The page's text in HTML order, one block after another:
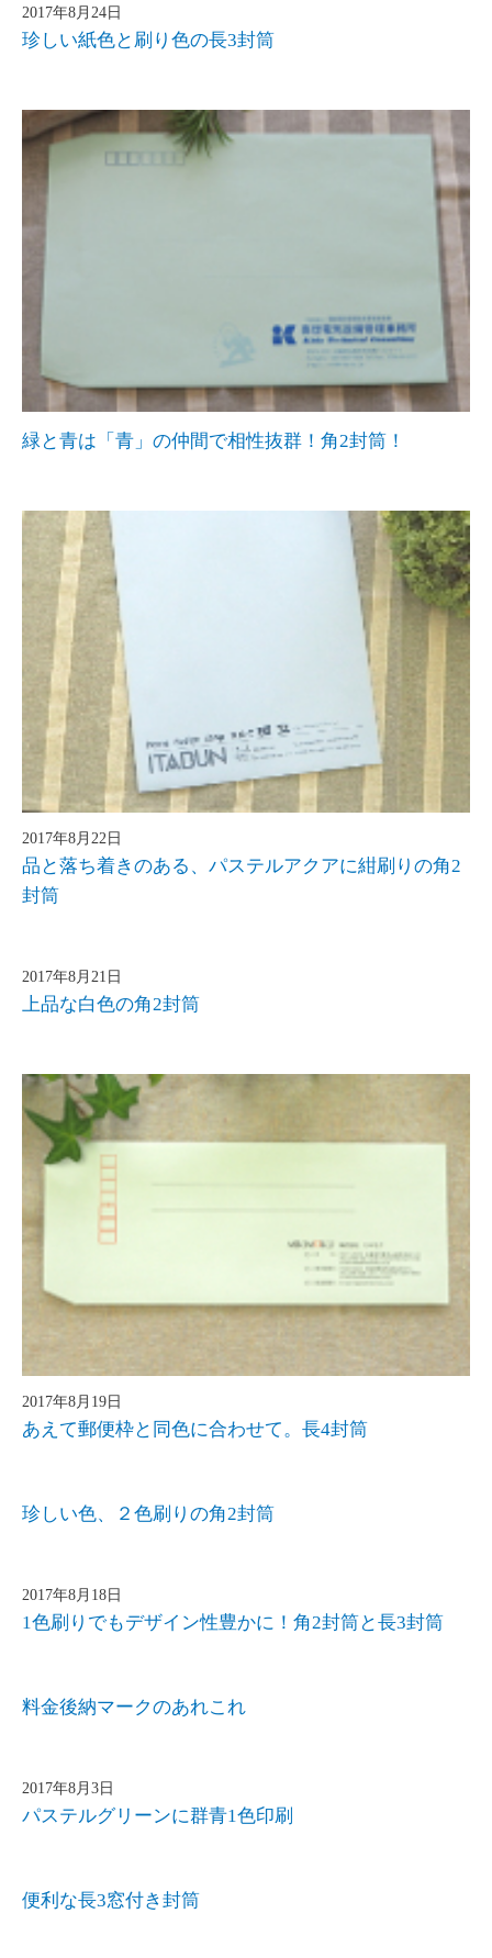
2017年8月24日
珍しい紙色と刷り色の長3封筒
緑と青は「青」の仲間で相性抜群！角2封筒！
2017年8月22日
品と落ち着きのある、パステルアクアに紺刷りの角2
封筒
2017年8月21日
上品な白色の角2封筒
2017年8月19日
あえて郵便枠と同色に合わせて。長4封筒
珍しい色、２色刷りの角2封筒
2017年8月18日
1色刷りでもデザイン性豊かに！角2封筒と長3封筒
料金後納マークのあれこれ
2017年8月3日
パステルグリーンに群青1色印刷
便利な長3窓付き封筒